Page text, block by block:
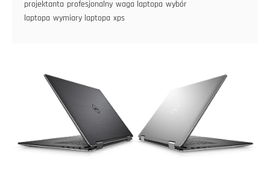
projektanta profesjonalny waga laptopa wybór
laptopa wymiary laptopa xps